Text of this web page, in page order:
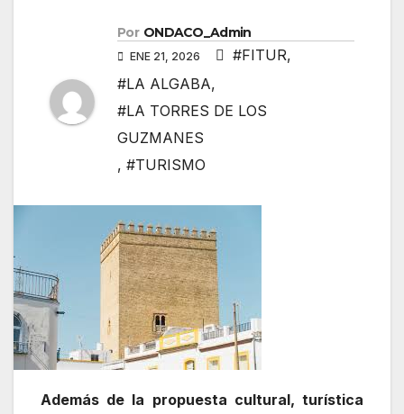
Por ONDACO_Admin
ENE 21, 2026 #FITUR,
#LA ALGABA,
#LA TORRES DE LOS
GUZMANES
, #TURISMO
Además de la propuesta cultural, turística